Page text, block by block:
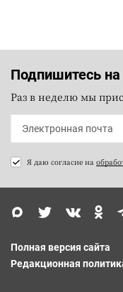
Подпишитесь
Раз в неделю мы
Я даю согласие на
Полная версия сайта
Редакционная